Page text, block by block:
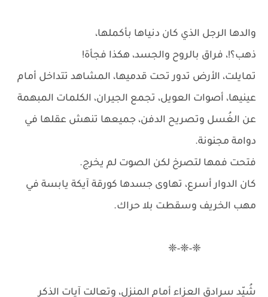
والدها الرجل الذي كان دنياها بأكملها،
ذهب؟!، فراق بالروح والجسد، هكذا فجأة!
تمايلت، الأرض تدور تحت قدميها، المشاهد تتداخل أمام
عينيها، أصوات العويل، تجمع الجيران، الكلمات المبهمة
عن الغُسل وتصريح الدفن، جميعها تنهش عقلها في
دوامة مجنونة.
فتحت فمها لتصرخ لكن الصوت لم يخرج.
كان الدوار أسرع، تهاوى جسدها كورقة آيكة يابسة في
مهب الخريف وسقطت بلا حراك.
❈-❈-❈
شُيّد سرادق العزاء أمام المنزل، وتعالت آيات الذكر